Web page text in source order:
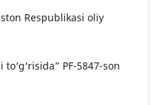
Respublikasi oliy
PF-5847-son